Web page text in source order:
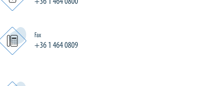
Fax
+36 1 464 0809